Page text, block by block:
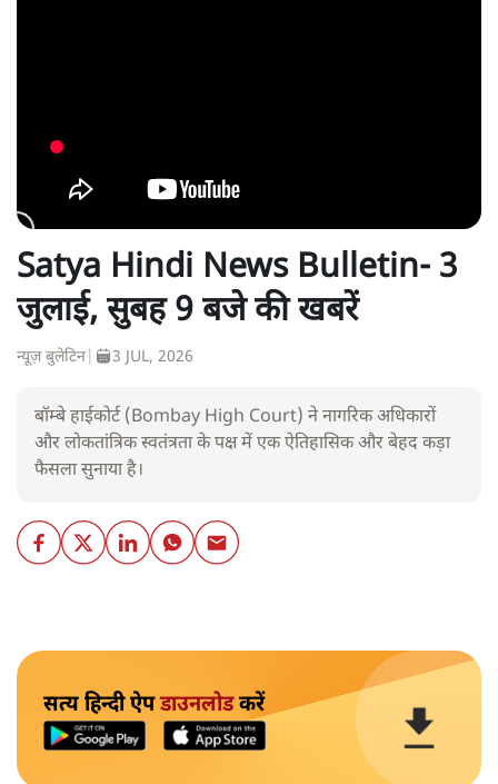
Satya Hindi News Bulletin- 3
जुलाई, सुबह 9 बजे की खबरें
न्यूज़ बुलेटिन 3 JUL, 2026
बॉम्बे हाईकोर्ट (Bombay High Court) ने नागरिक अधिकारों
और लोकतांत्रिक स्वतंत्रता के पक्ष में एक ऐतिहासिक और बेहद कड़ा
फैसला सुनाया है।
सत्य हिन्दी ऐपडाउनलोडकरें